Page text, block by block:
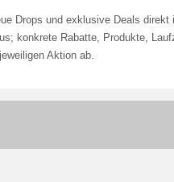
Drops und exklusive Deals direkt
konkrete Rabatte, Produkte,
Aktion ab.